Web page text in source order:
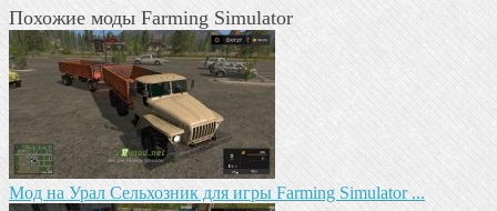
Похожие моды Farming Simulator
Мод на Урал Сельхозник для игры Farming Simulator ...